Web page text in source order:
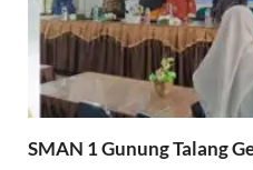
SMAN 1 Gunung Talang